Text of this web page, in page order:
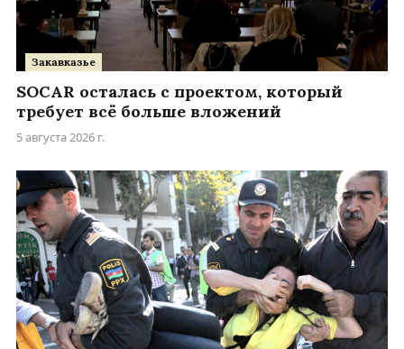
Закавказье
SOCAR осталась с проектом, который
требует всё больше вложений
5 августа 2026 г.